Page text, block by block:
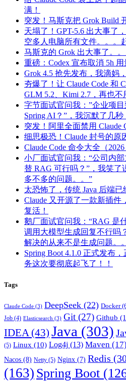
满！
突发！马斯克把 Grok Build
天塌了！GPT-5.6 出大事了
空多人电脑所有文件。。。
马斯克的 Grok 出大事了。。
重磅：Codex 宣布取消 5h 用
Grok 4.5 抢先发布，我滴妈
夯爆了！让 Claude Code 和
GLM 5.2、Kimi 2.7，再也不
字节面试官问我：”企业项
Spring AI？”，我沉默了几
突发！阿里全面禁用 Claude
细思极恐！Claude 封号的原
Claude Code 命令大全（
小厂面试官问我：“公司内
替 RAG 可行吗？”，我笑了
多不多的问题。。”
太恐怖了，传统 Java 后端
Claude 又开源了一款新插件
复活！
鹅厂面试官问我：“RAG 是
调用大模型生成回复不行吗
解决的从来不是生成问题。。
Spring Boot 4.1.0 正式发布
务这次要彻底起飞了！！
Tags
Claude Code (3) DeepSeek (22) Docker
Job (4) Elasticsearch (3) Git (27) Github
IDEA (43) Java (303)
(5) Linux (10) Log4j (13) Maven (17)
Nacos (8) Netty (5) Nginx (7) Redis
(163) Spring Boot